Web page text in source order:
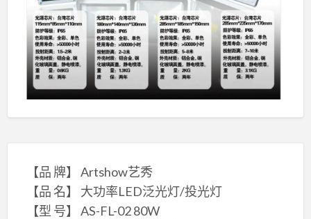
【品 牌】 Artshow艺秀
【品 名】 大功率LED泛光灯/投光灯
【型 号】 AS-FL-02 80W